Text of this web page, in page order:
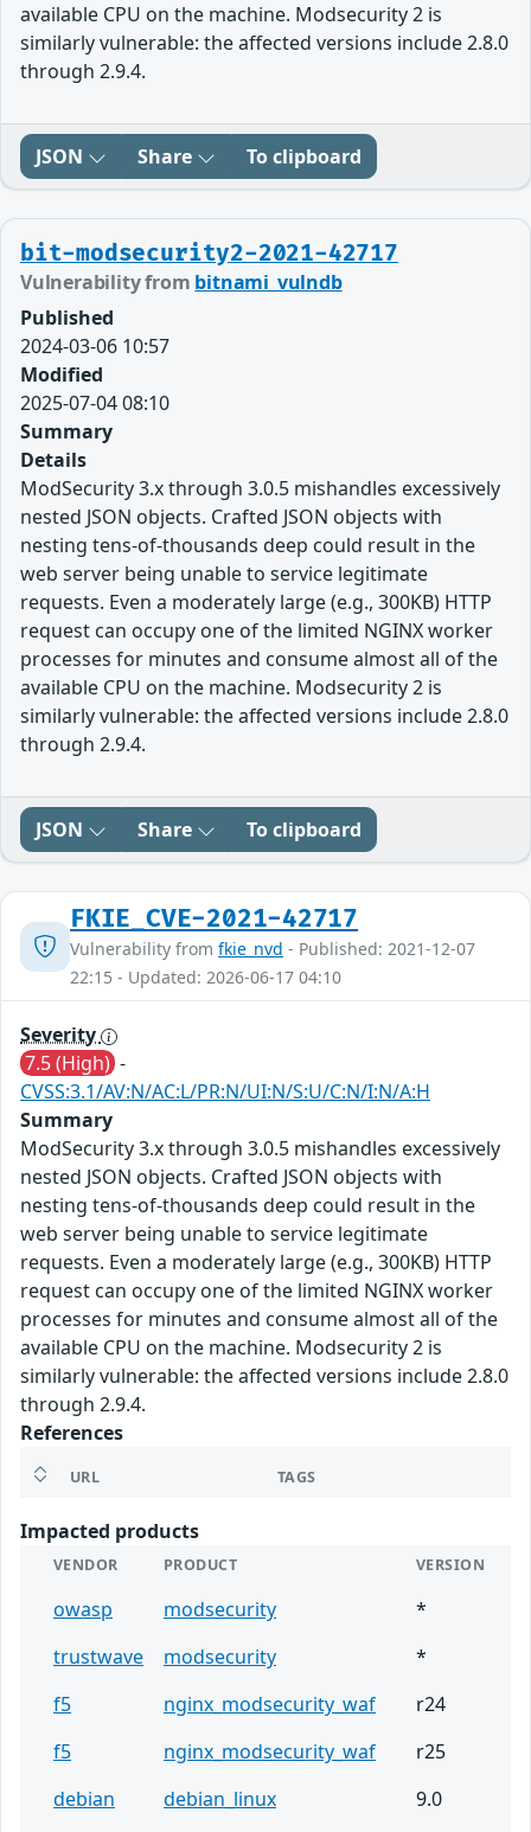
available CPU on the machine. Modsecurity 2 is
similarly vulnerable: the affected versions include 2.8.0
through 2.9.4.
JSON Share To clipboard
bit-modsecurity2-2021-42717
Vulnerability from bitnami_vulndb
Published
2024-03-06 10:57
Modified
2025-07-04 08:10
Summary
Details
ModSecurity 3.x through 3.0.5 mishandles excessively
nested JSON objects. Crafted JSON objects with
nesting tens-of-thousands deep could result in the
web server being unable to service legitimate
requests. Even a moderately large (e.g., 300KB) HTTP
request can occupy one of the limited NGINX worker
processes for minutes and consume almost all of the
available CPU on the machine. Modsecurity 2 is
similarly vulnerable: the affected versions include 2.8.0
through 2.9.4.
JSON Share To clipboard
FKIE_CVE-2021-42717
Vulnerability from fkie_nvd - Published: 2021-12-07
22:15 - Updated: 2026-06-17 04:10
Severity
7.5 (High) -
CVSS:3.1/AV:N/AC:L/PR:N/UI:N/S:U/C:N/I:N/A:H
Summary
ModSecurity 3.x through 3.0.5 mishandles excessively
nested JSON objects. Crafted JSON objects with
nesting tens-of-thousands deep could result in the
web server being unable to service legitimate
requests. Even a moderately large (e.g., 300KB) HTTP
request can occupy one of the limited NGINX worker
processes for minutes and consume almost all of the
available CPU on the machine. Modsecurity 2 is
similarly vulnerable: the affected versions include 2.8.0
through 2.9.4.
References
URL TAGS
Impacted products
VENDOR PRODUCT VERSION
owasp modsecurity
*
trustwave
modsecurity
*
f5
nginx_modsecurity_waf
r24
f5
nginx_modsecurity_waf
r25
debian
debian_linux
9.0